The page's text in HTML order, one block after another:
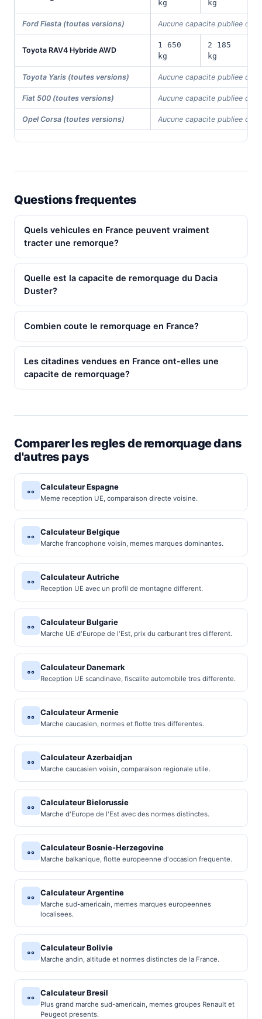
kg kg
Ford Fiesta (toutes versions) Aucune capacite publiee
Toyota RAV4 Hybride AWD
1 650
kg
2 185
kg
Toyota Yaris (toutes versions) Aucune capacite publiee
Fiat 500 (toutes versions) Aucune capacite publiee
Opel Corsa (toutes versions) Aucune capacite publiee
Questions frequentes
Quels vehicules en France peuvent vraiment
tracter une remorque?
Quelle est la capacite de remorquage du Dacia
Duster?
Combien coute le remorquage en France?
Les citadines vendues en France ont-elles une
capacite de remorquage?
Comparer les regles de remorquage dans
d'autres pays
Calculateur Espagne
Meme reception UE, comparaison directe voisine.
Calculateur Belgique
Marche francophone voisin, memes marques dominantes.
Calculateur Autriche
Reception UE avec un profil de montagne different.
Calculateur Bulgarie
Marche UE d'Europe de l'Est, prix du carburant tres different.
Calculateur Danemark
Reception UE scandinave, fiscalite automobile tres differente.
Calculateur Armenie
Marche caucasien, normes et flotte tres differentes.
Calculateur Azerbaidjan
Marche caucasien voisin, comparaison regionale utile.
Calculateur Bielorussie
Marche d'Europe de l'Est avec des normes distinctes.
Calculateur Bosnie-Herzegovine
Marche balkanique, flotte europeenne d'occasion frequente.
Calculateur Argentine
Marche sud-americain, memes marques europeennes
localisees.
Calculateur Bolivie
Marche andin, altitude et normes distinctes de la France.
Calculateur Bresil
Plus grand marche sud-americain, memes groupes Renault et
Peugeot presents.